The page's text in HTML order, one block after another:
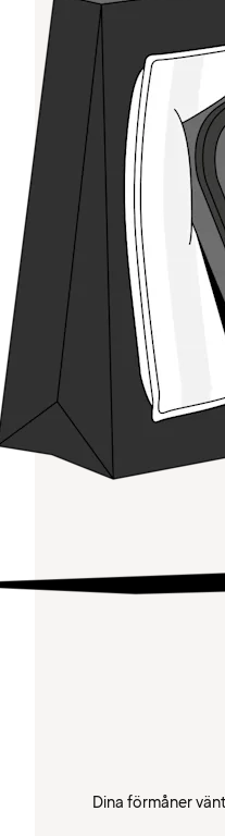
Dina förmåner